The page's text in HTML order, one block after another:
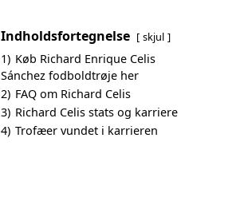
Indholdsfortegnelse skjul
1) Køb Richard Enrique Celis
Sánchez fodboldtrøje her
2) FAQ om Richard Celis
3) Richard Celis stats og karriere
4) Trofæer vundet i karrieren